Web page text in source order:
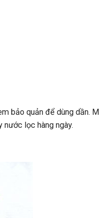
bảo quản để dùng dần.
nước lọc hàng ngày.